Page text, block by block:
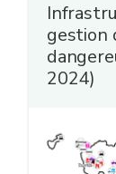
gestion
2024)